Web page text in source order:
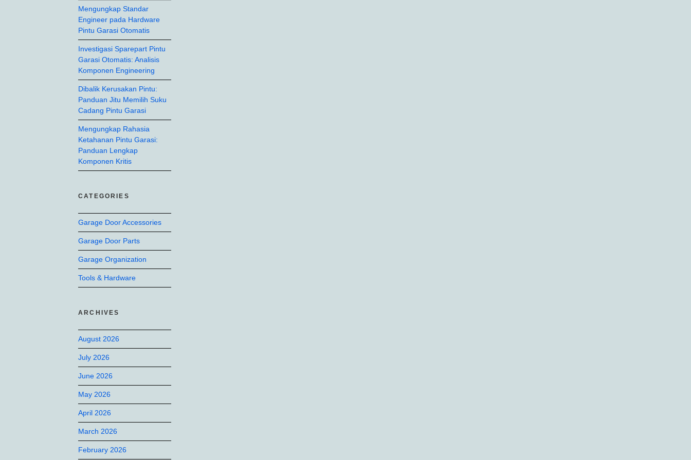
Mengungkap Standar
Engineer pada Hardware
Pintu Garasi Otomatis
Investigasi Sparepart Pintu
Garasi Otomatis: Analisis
Komponen Engineering
Dibalik Kerusakan Pintu:
Panduan Jitu Memilih Suku
Cadang Pintu Garasi
Mengungkap Rahasia
Ketahanan Pintu Garasi:
Panduan Lengkap
Komponen Kritis
CATEGORIES
Garage Door Accessories
Garage Door Parts
Garage Organization
Tools & Hardware
ARCHIVES
August 2026
July 2026
June 2026
May 2026
April 2026
March 2026
February 2026